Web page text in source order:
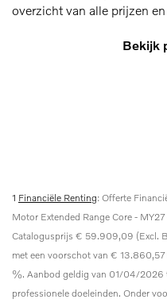
overzicht van alle prijzen
Bekijk
1 Financiële Renting: Offerte
Motor Extended Range Core -
Catalogusprijs € 59.909,09 (Excl.
met een voorschot van €
%. Aanbod geldig van 01/04/
professionele doeleinden. Onder